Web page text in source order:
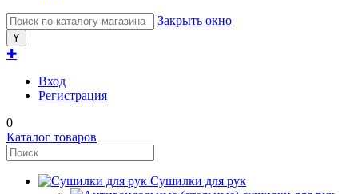
Закрыть окно
✚
Вход
Регистрация
0
Каталог товаров
Сушилки для рук